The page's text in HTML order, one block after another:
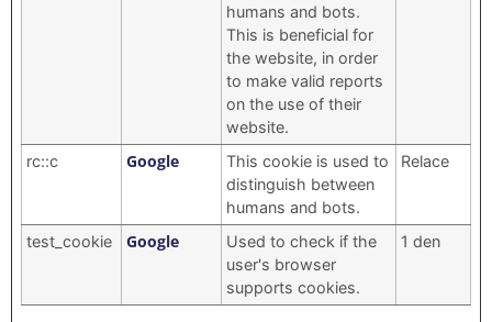
humans and bots.
This is beneficial for
the website, in order
to make valid reports
on the use of their
website.
rc::c Google
This cookie is used to
distinguish between
humans and bots.
Relace
test_cookie Google
Used to check if the
user's browser
supports cookies.
1 den